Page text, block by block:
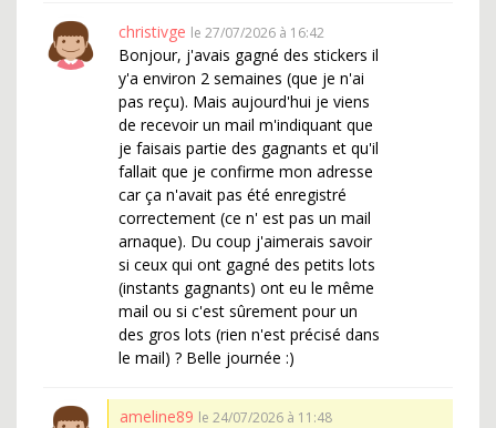
christivge le 27/07/2026 à 16:42
Bonjour, j'avais gagné des stickers il
y'a environ 2 semaines (que je n'ai
pas reçu). Mais aujourd'hui je viens
de recevoir un mail m'indiquant que
je faisais partie des gagnants et qu'il
fallait que je confirme mon adresse
car ça n'avait pas été enregistré
correctement (ce n' est pas un mail
arnaque). Du coup j'aimerais savoir
si ceux qui ont gagné des petits lots
(instants gagnants) ont eu le même
mail ou si c'est sûrement pour un
des gros lots (rien n'est précisé dans
le mail) ? Belle journée :)
ameline89 le 24/07/2026 à 11:48